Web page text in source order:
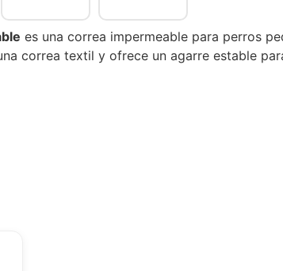
es una correa impermeable para perros
correa textil y ofrece un agarre estable